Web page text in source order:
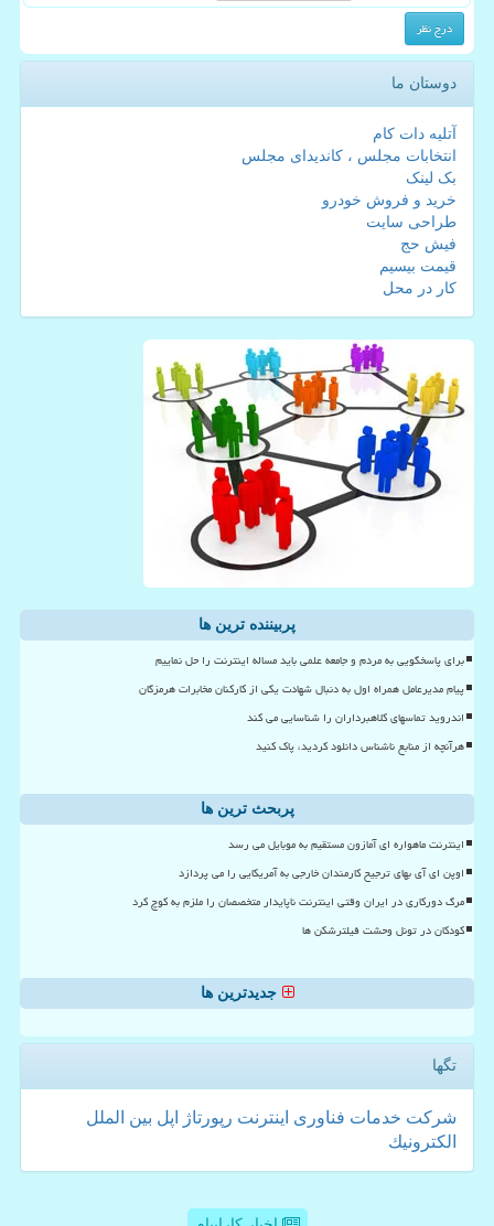
دوستان ما
آتلیه دات کام
انتخابات مجلس ، کاندیدای مجلس
بک لینک
خرید و فروش خودرو
طراحی سایت
فیش حج
قیمت بیسیم
کار در محل
پربیننده ترین ها
برای پاسخگویی به مردم و جامعه علمی باید مساله اینترنت را حل نماییم
پیام مدیرعامل همراه اول به دنبال شهادت یکی از کارکنان مخابرات هرمزگان
اندروید تماسهای کلاهبرداران را شناسایی می کند
هرآنچه از منابع ناشناس دانلود کردید، پاک کنید
پربحث ترین ها
اینترنت ماهواره ای آمازون مستقیم به موبایل می رسد
اوپن ای آی بهای ترجیح کارمندان خارجی به آمریکایی را می پردازد
مرگ دورکاری در ایران وقتی اینترنت ناپایدار متخصصان را ملزم به کوچ کرد
کودکان در تونل وحشت فیلترشکن ها
جدیدترین ها
تگها
شركت خدمات فناوری اینترنت رپورتاژ اپل بین الملل
الكترونیك